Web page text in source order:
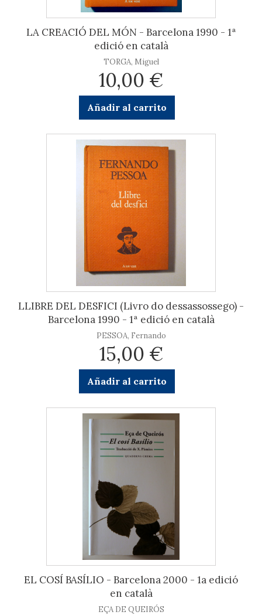
LA CREACIÓ DEL MÓN - Barcelona 1990 - 1ª
edició en català
TORGA, Miguel
10,00 €
Añadir al carrito
LLIBRE DEL DESFICI (Livro do dessassossego) -
Barcelona 1990 - 1ª edició en català
PESSOA, Fernando
15,00 €
Añadir al carrito
EL COSÍ BASÍLIO - Barcelona 2000 - 1a edició
en català
EÇA DE QUEIRÓS